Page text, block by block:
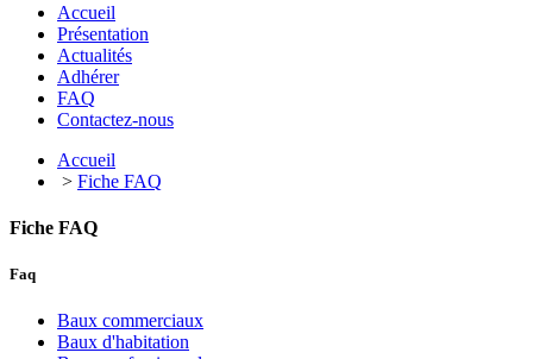
Accueil
Présentation
Actualités
Adhérer
FAQ
Contactez-nous
Accueil
> Fiche FAQ
Fiche FAQ
Faq
Baux commerciaux
Baux d'habitation